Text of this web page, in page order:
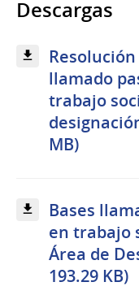
Descargas
llamado
trabajo
MB)
Bases
en trabajo
Área de
193.29 KB)